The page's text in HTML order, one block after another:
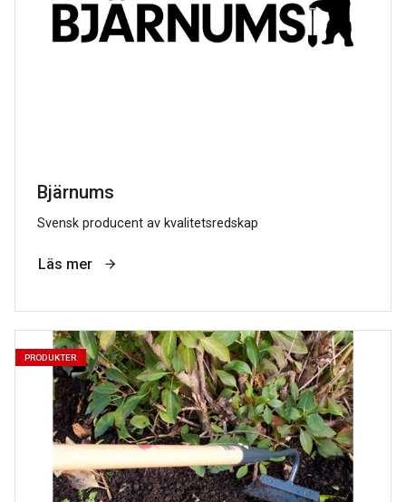
Bjärnums
Svensk producent av kvalitetsredskap
Läs mer
PRODUKTER